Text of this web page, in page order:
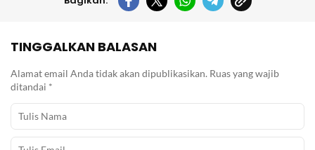
TINGGALKAN BALASAN
Alamat email Anda tidak akan dipublikasikan. Ruas yang wajib
ditandai *